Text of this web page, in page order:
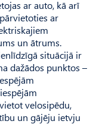
ar auto, kā arī
ar
un ātrums.
situācijā ir
dažādos punktos –
velosipēdu,
un gājēju ietvju